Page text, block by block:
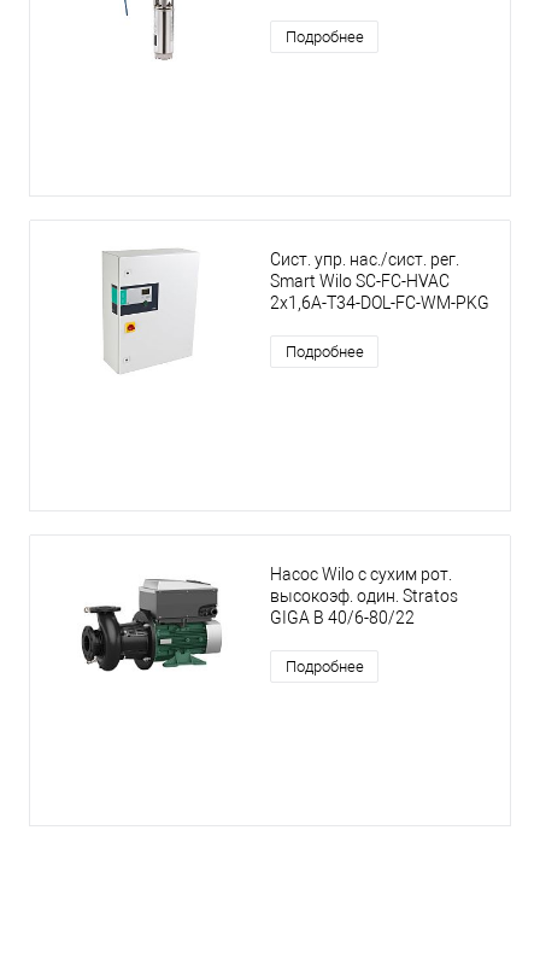
Подробнее
Сист. упр. нас./сист. рег.
Smart Wilo SC-FC-HVAC
2x1,6A-T34-DOL-FC-WM-PKG
Подробнее
Насос Wilo с сухим рот.
высокоэф. один. Stratos
GIGA B 40/6-80/22
Подробнее